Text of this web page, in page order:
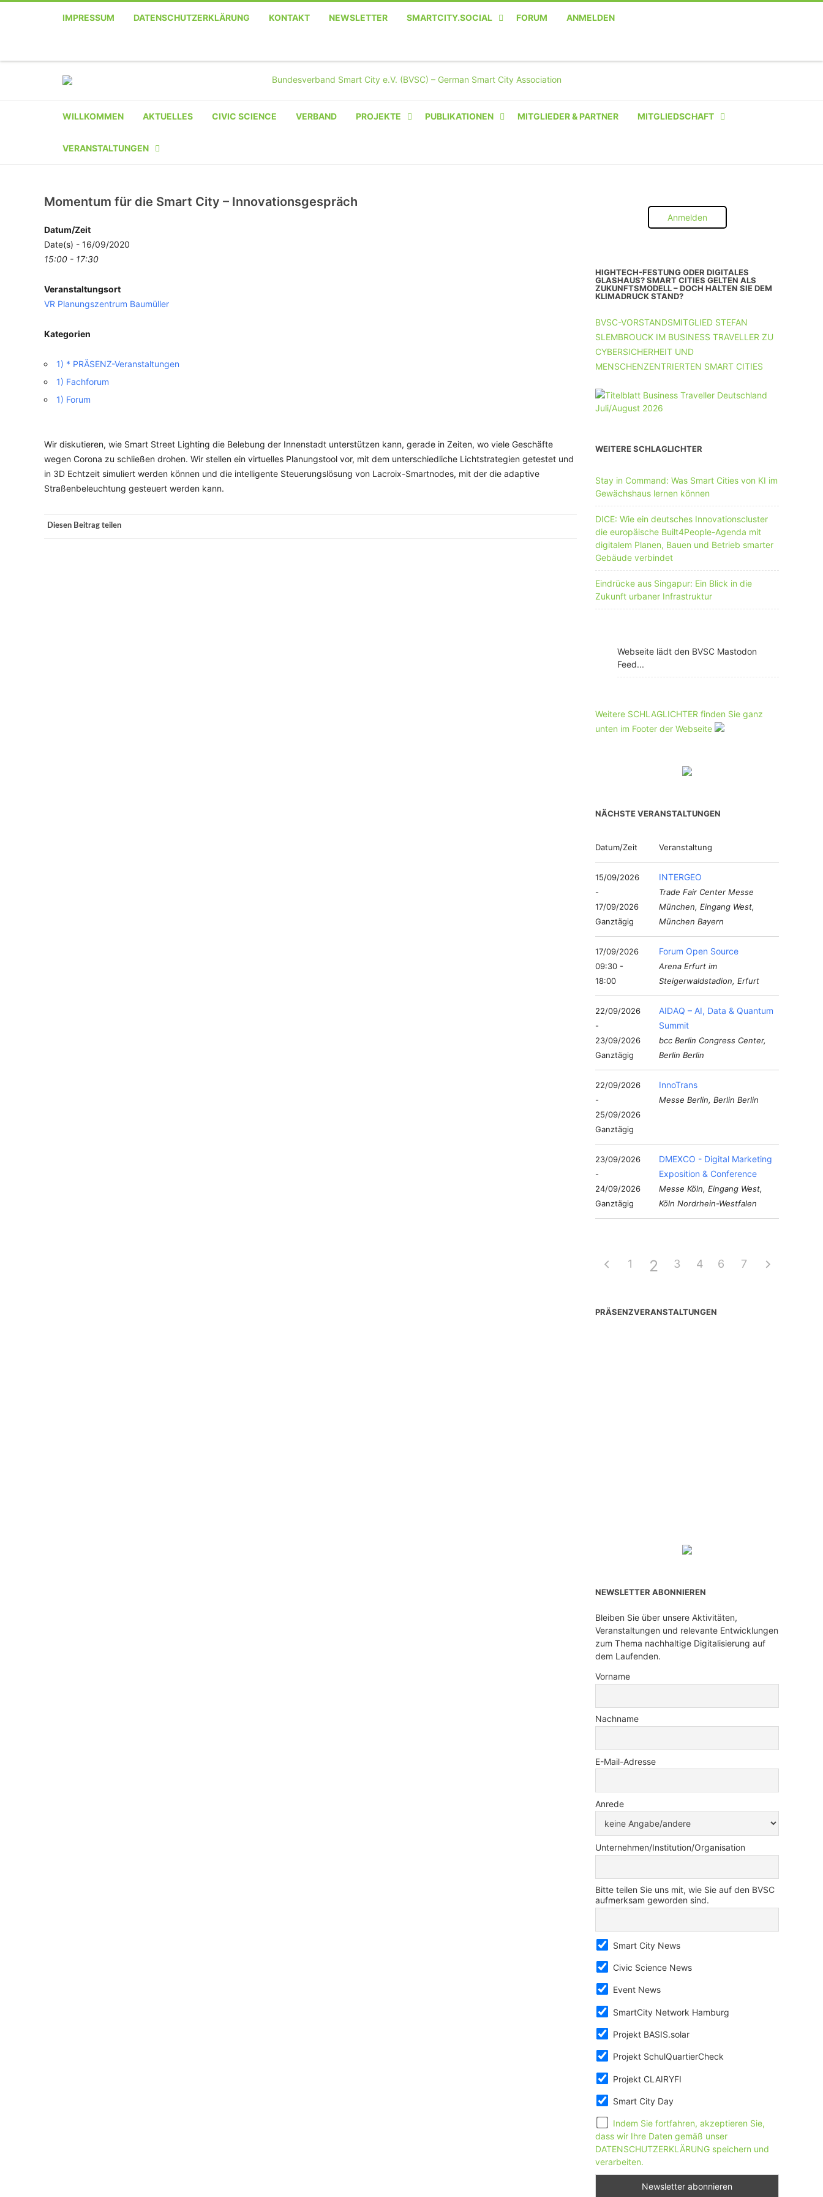
IMPRESSUM DATENSCHUTZERKLÄRUNG KONTAKT NEWSLETTER SMARTCITY.SOCIAL FORUM ANMELDEN
TelefonFacebook
WILLKOMMEN AKTUELLES CIVIC SCIENCE VERBAND PROJEKTE PUBLIKATIONEN MITGLIEDER & PARTNER MITGLIEDSCHAFT
INSTITUTION
UNTERNEHMEN MIT 11-50 MA
VERANSTALTUNGEN
VERANSTALTER-
REGISTRIERUNG
VERANSTALTUNG
VERANSTALTUNGSORTE
Momentum für die Smart City – Innovationsgespräch
Datum/Zeit
Date(s) - 16/09/2020
15:00 - 17:30
Veranstaltungsort
VR Planungszentrum Baumüller
Kategorien
1) * PRÄSENZ-Veranstaltungen
1) Fachforum
1) Forum
Wir diskutieren, wie Smart Street Lighting die Belebung der Innenstadt unterstützen kann, gerade in Zeiten, wo viele Geschäfte
wegen Corona zu schließen drohen. Wir stellen ein virtuelles Planungstool vor, mit dem unterschiedliche Lichtstrategien getestet und
in 3D Echtzeit simuliert werden können und die intelligente Steuerungslösung von Lacroix-Smartnodes, mit der die adaptive
Straßenbeleuchtung gesteuert werden kann.
Diesen Beitrag teilen
Anmelden
HIGHTECH-FESTUNG ODER DIGITALES
GLASHAUS? SMART CITIES GELTEN ALS
ZUKUNFTSMODELL – DOCH HALTEN SIE DEM
KLIMADRUCK STAND?
BVSC-VORSTANDSMITGLIED STEFAN
SLEMBROUCK IM BUSINESS TRAVELLER ZU
CYBERSICHERHEIT UND
MENSCHENZENTRIERTEN SMART CITIES
WEITERE SCHLAGLICHTER
Stay in Command: Was Smart Cities von KI im
Gewächshaus lernen können
DICE: Wie ein deutsches Innovationscluster
die europäische Built4People-Agenda mit
digitalem Planen, Bauen und Betrieb smarter
Gebäude verbindet
Eindrücke aus Singapur: Ein Blick in die
Zukunft urbaner Infrastruktur
Webseite lädt den BVSC Mastodon
Feed...
Weitere SCHLAGLICHTER finden Sie ganz
unten im Footer der Webseite
NÄCHSTE VERANSTALTUNGEN
Datum/Zeit Veranstaltung
15/09/2026
-
17/09/2026
Ganztägig
INTERGEO
Trade Fair Center Messe
München, Eingang West,
München Bayern
17/09/2026
09:30 -
18:00
Forum Open Source
Arena Erfurt im
Steigerwaldstadion, Erfurt
22/09/2026
-
23/09/2026
Ganztägig
AIDAQ – AI, Data & Quantum
Summit
bcc Berlin Congress Center,
Berlin Berlin
22/09/2026
-
25/09/2026
Ganztägig
InnoTrans
Messe Berlin, Berlin Berlin
23/09/2026
-
24/09/2026
Ganztägig
DMEXCO - Digital Marketing
Exposition & Conference
Messe Köln, Eingang West,
Köln Nordrhein-Westfalen
1 2 3 4 5
6 7
PRÄSENZVERANSTALTUNGEN
NEWSLETTER ABONNIEREN
Bleiben Sie über unsere Aktivitäten,
Veranstaltungen und relevante Entwicklungen
zum Thema nachhaltige Digitalisierung auf
dem Laufenden.
Vorname
Nachname
E-Mail-Adresse
Anrede
Unternehmen/Institution/Organisation
Bitte teilen Sie uns mit, wie Sie auf den BVSC
aufmerksam geworden sind.
Smart City News
Civic Science News
Event News
SmartCity Network Hamburg
Projekt BASIS.solar
Projekt SchulQuartierCheck
Projekt CLAIRYFI
Smart City Day
Indem Sie fortfahren, akzeptieren Sie,
dass wir Ihre Daten gemäß unser
DATENSCHUTZERKLÄRUNG speichern und
verarbeiten.